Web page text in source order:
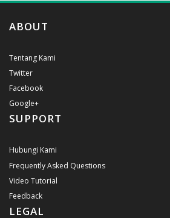
ABOUT
Tentang Kami
Twitter
Facebook
Google+
SUPPORT
Hubungi Kami
Frequently Asked Questions
Video Tutorial
Feedback
LEGAL